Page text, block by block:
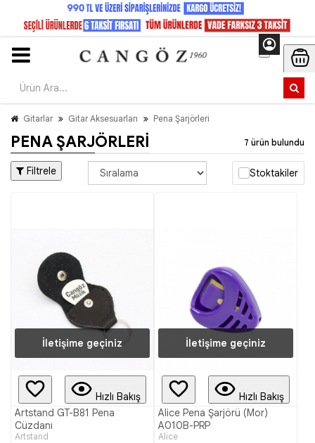
Gitarlar Gitar Aksesuarları Pena Şarjörleri
PENA ŞARJÖRLERI 7 ürün bulundu
Filtrele Stoktakiler
İletişime geçiniz
Hızlı Bakış
Artstand GT-B81 Pena
Cüzdanı
Artstand
İletişime geçiniz
Hızlı Bakış
Alice Pena Şarjörü (Mor)
A010B-PRP
Alice